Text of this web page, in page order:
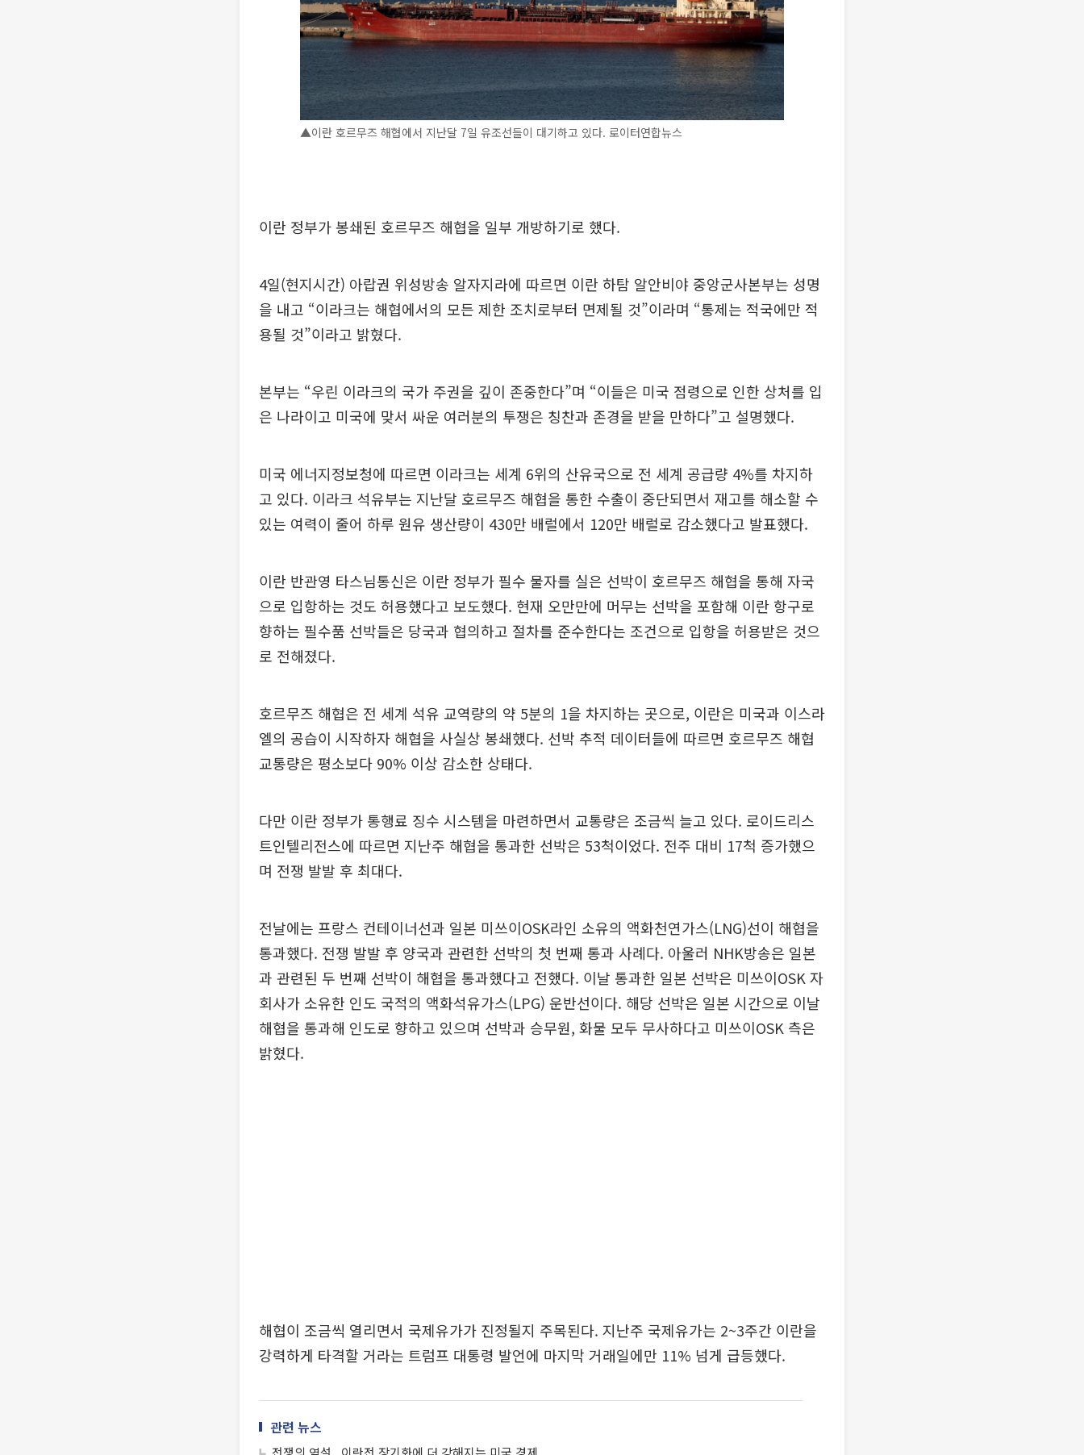
▲이란 호르무즈 해협에서 지난달 7일 유조선들이 대기하고 있다. 로이터연합뉴스
이란 정부가 봉쇄된 호르무즈 해협을 일부 개방하기로 했다.
4일(현지시간) 아랍권 위성방송 알자지라에 따르면 이란 하탐 알안비야 중앙군사본부는 성명
을 내고 “이라크는 해협에서의 모든 제한 조치로부터 면제될 것”이라며 “통제는 적국에만 적
용될 것”이라고 밝혔다.
본부는 “우린 이라크의 국가 주권을 깊이 존중한다”며 “이들은 미국 점령으로 인한 상처를 입
은 나라이고 미국에 맞서 싸운 여러분의 투쟁은 칭찬과 존경을 받을 만하다”고 설명했다.
미국 에너지정보청에 따르면 이라크는 세계 6위의 산유국으로 전 세계 공급량 4%를 차지하
고 있다. 이라크 석유부는 지난달 호르무즈 해협을 통한 수출이 중단되면서 재고를 해소할 수
있는 여력이 줄어 하루 원유 생산량이 430만 배럴에서 120만 배럴로 감소했다고 발표했다.
이란 반관영 타스님통신은 이란 정부가 필수 물자를 실은 선박이 호르무즈 해협을 통해 자국
으로 입항하는 것도 허용했다고 보도했다. 현재 오만만에 머무는 선박을 포함해 이란 항구로
향하는 필수품 선박들은 당국과 협의하고 절차를 준수한다는 조건으로 입항을 허용받은 것으
로 전해졌다.
호르무즈 해협은 전 세계 석유 교역량의 약 5분의 1을 차지하는 곳으로, 이란은 미국과 이스라
엘의 공습이 시작하자 해협을 사실상 봉쇄했다. 선박 추적 데이터들에 따르면 호르무즈 해협
교통량은 평소보다 90% 이상 감소한 상태다.
다만 이란 정부가 통행료 징수 시스템을 마련하면서 교통량은 조금씩 늘고 있다. 로이드리스
트인텔리전스에 따르면 지난주 해협을 통과한 선박은 53척이었다. 전주 대비 17척 증가했으
며 전쟁 발발 후 최대다.
전날에는 프랑스 컨테이너선과 일본 미쓰이OSK라인 소유의 액화천연가스(LNG)선이 해협을
통과했다. 전쟁 발발 후 양국과 관련한 선박의 첫 번째 통과 사례다. 아울러 NHK방송은 일본
과 관련된 두 번째 선박이 해협을 통과했다고 전했다. 이날 통과한 일본 선박은 미쓰이OSK 자
회사가 소유한 인도 국적의 액화석유가스(LPG) 운반선이다. 해당 선박은 일본 시간으로 이날
해협을 통과해 인도로 향하고 있으며 선박과 승무원, 화물 모두 무사하다고 미쓰이OSK 측은
밝혔다.
해협이 조금씩 열리면서 국제유가가 진정될지 주목된다. 지난주 국제유가는 2~3주간 이란을
강력하게 타격할 거라는 트럼프 대통령 발언에 마지막 거래일에만 11% 넘게 급등했다.
관련 뉴스